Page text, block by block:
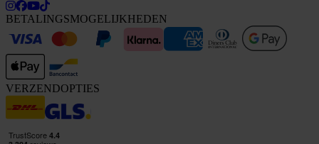
BETALINGSMOGELIJKHEDEN
VERZENDOPTIES